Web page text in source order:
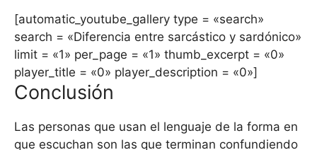
[automatic_youtube_gallery type = «search»
search = «Diferencia entre sarcástico y sardónico»
limit = «1» per_page = «1» thumb_excerpt = «0»
player_title = «0» player_description = «0»]
Conclusión
Las personas que usan el lenguaje de la forma en
que escuchan son las que terminan confundiendo